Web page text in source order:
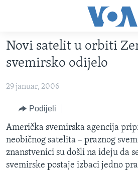
glavni
sadržaj
na
navigaciju
Idi
na
pretragu
FOTOGRAFIJE DANA
VIJESTI
SJEDINJENE AMERIČKE DRŽAVE
BOSNA I HERCEGOVINA
SVIJET
NAUKA I TEHNOLOGIJA
SPECIJALNI PROJEKTI
KORUPCIJA
Novi satelit u orbiti
svemirsko odijelo
29 januar, 2006
Podijeli
Američka svemirska agencija
neobičnog satelita – praznog
znanstvenici su došli na ideju da
svemirske postaje izbaci jedno